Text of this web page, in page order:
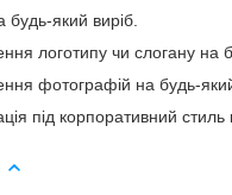
будь-який виріб.
логотипу чи слогану на
фотографій на будь-який
під корпоративний стиль